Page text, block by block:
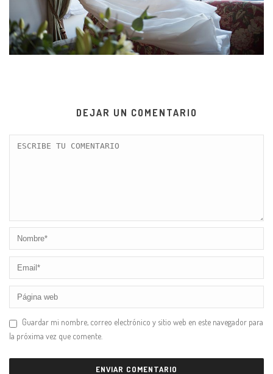
DEJAR UN COMENTARIO
Guardar mi nombre, correo electrónico y sitio web en este navegador para
la próxima vez que comente.